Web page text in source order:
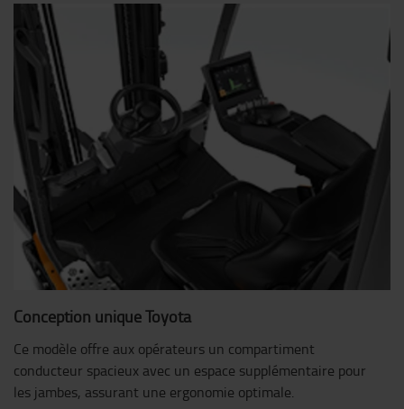
Conception unique Toyota
Ce modèle offre aux opérateurs un compartiment
conducteur spacieux avec un espace supplémentaire pour
les jambes, assurant une ergonomie optimale.